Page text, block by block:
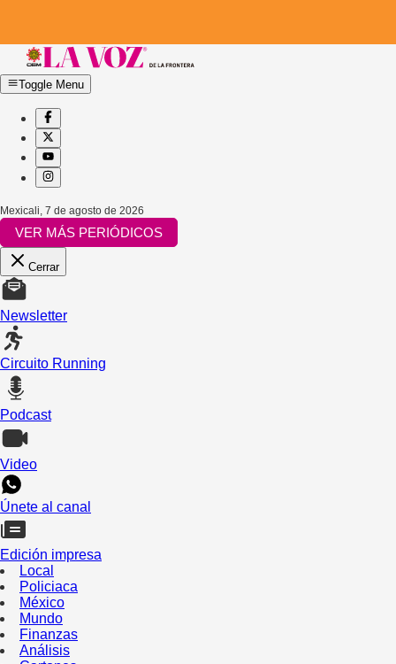
Toggle Menu
Mexicali 7 de agosto de 2026
VER MÁS PERIÓDICOS
Cerrar
Newsletter
Circuito Running
Podcast
Video
Únete al canal
Edición impresa
Local
Policiaca
México
Mundo
Finanzas
Análisis